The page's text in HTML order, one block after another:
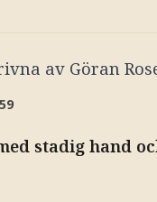
av Göran
stadig hand